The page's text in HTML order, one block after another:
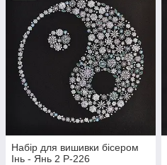
Набір для вишивки бісером
Інь - Янь 2 Р-226